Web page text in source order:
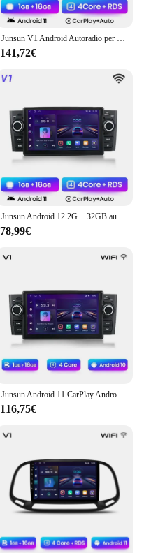
Junsun V1 Android Autoradio per Fiat Linea Punto evo 2012-2015 Autoradio multimediale Bluetooth 7 pollici Touch Screen lettore DVD
141,72€
Junsun Android 12 2G + 32GB autoradio per Fiat Grande Punto 2005-2012 navigazione GPS per auto SD USB BT WIFI SWC 6.2 pollici
78,99€
Junsun Android 11 CarPlay Android Auto Radio per Fiat Grande Punto Linea 2007-2012 GPS Car Multimedia 2din autoradio
116,75€